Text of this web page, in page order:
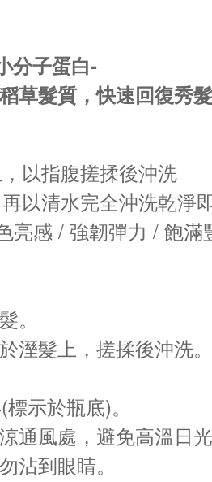
分子蛋白-
草髮質，快速回復秀
以指腹搓揉後沖洗
以清水完全沖洗乾淨
亮感 / 強韌彈力 / 飽滿
。
溼髮上，搓揉後沖洗
示於瓶底)。
通風處，避免高溫日光
沾到眼睛。